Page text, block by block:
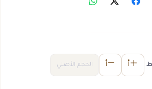
أ أ الحجم الأصلي